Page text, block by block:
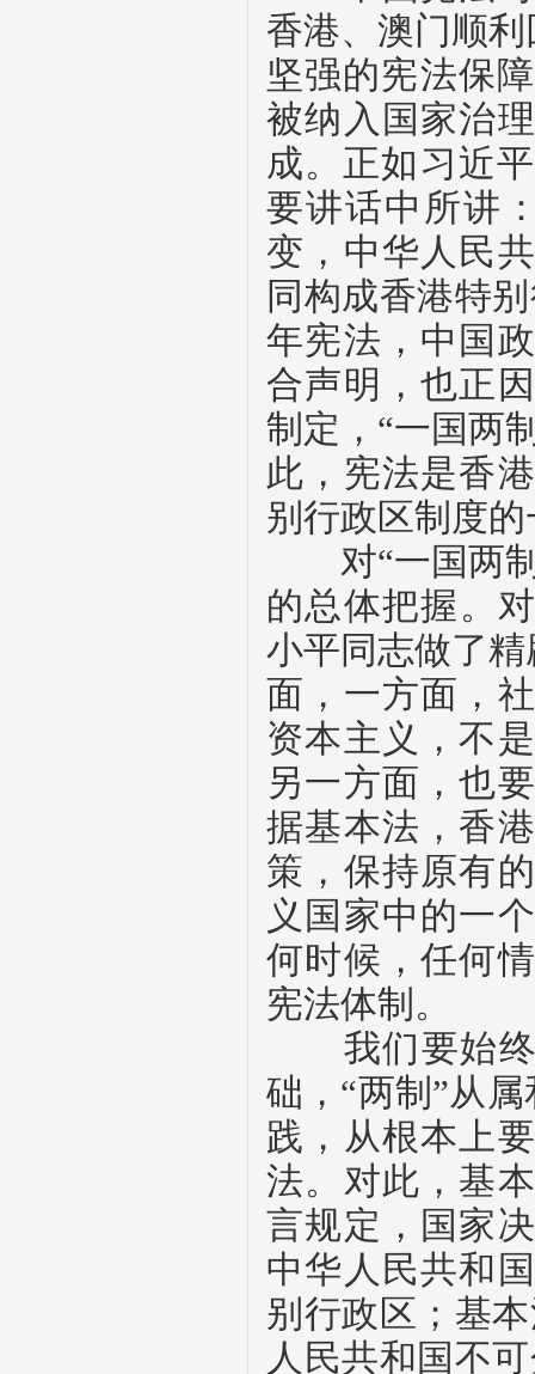
香港、澳门顺
坚强的宪法保
被纳入国家治
成。正如习近
要讲话中所讲
变，中华人民
同构成香港特
年宪法，中国
合声明，也正
制定，“一国两
此，宪法是香
别行政区制度
对“一国两制
的总体把握。
小平同志做了
面，一方面，
资本主义，不
另一方面，也
据基本法，香
策，保持原有
义国家中的一
何时候，任何
宪法体制。
我们要始终
础，“两制”从
践，从根本上
法。对此，基
言规定，国家
中华人民共和
别行政区；基
人民共和国不